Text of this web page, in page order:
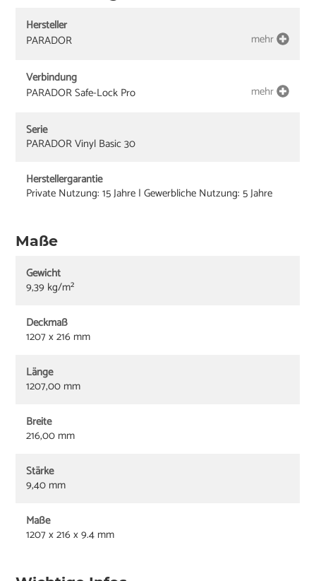
Hersteller
PARADOR
mehr
Verbindung
PARADOR Safe-Lock Pro
mehr
Serie
PARADOR Vinyl Basic 30
Herstellergarantie
Private Nutzung: 15 Jahre | Gewerbliche Nutzung: 5 Jahre
Maße
Gewicht
9,39 kg/m²
Deckmaß
1207 x 216 mm
Länge
1207,00 mm
Breite
216,00 mm
Stärke
9,40 mm
Maße
1207 x 216 x 9.4 mm